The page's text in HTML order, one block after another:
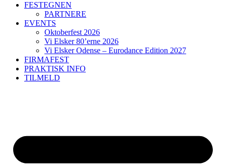
FESTEGNEN
PARTNERE
EVENTS
Oktoberfest 2026
Vi Elsker 80’erne 2026
Vi Elsker Odense – Eurodance Edition 2027
FIRMAFEST
PRAKTISK INFO
TILMELD